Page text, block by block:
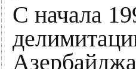
С начала